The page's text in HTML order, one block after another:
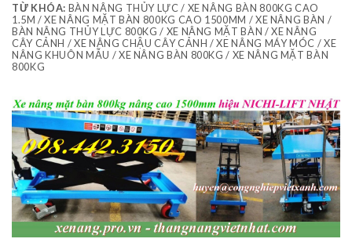
TỪ KHÓA: BÀN NÂNG THỦY LỰC / XE NÂNG BÀN 800KG CAO
1.5M / XE NÂNG MẶT BÀN 800KG CAO 1500MM / XE NÂNG BÀN /
BÀN NÂNG THỦY LỰC 800KG / XE NÂNG MẶT BÀN / XE NÂNG
CÂY CẢNH / XE NÂNG CHẬU CÂY CẢNH / XE NÂNG MÁY MÓC / XE
NÂNG KHUÔN MẪU / XE NÂNG BÀN 800KG / XE NÂNG MẶT BÀN
800KG